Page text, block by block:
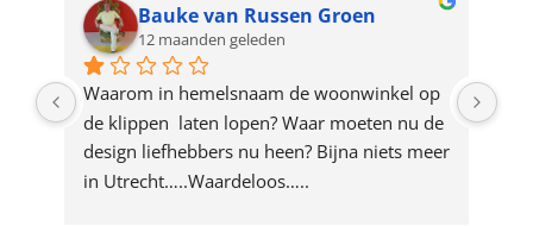
product
Bauke van Russen Groen
12 maanden geleden
Waarom in hemelsnaam de woonwinkel op
de klippen  laten lopen? Waar moeten nu de
design liefhebbers nu heen? Bijna niets meer
in Utrecht…..Waardeloos…..